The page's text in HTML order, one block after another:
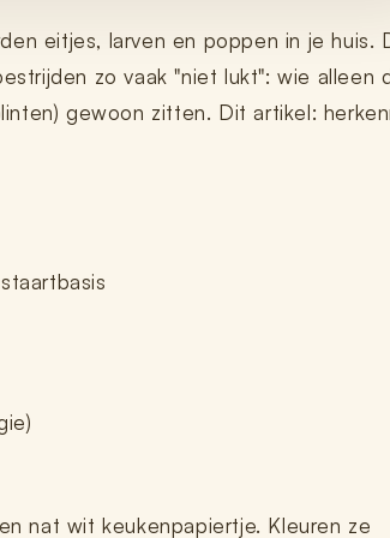
eitjes, larven en poppen in je huis.
zo vaak "niet lukt": wie alleen
gewoon zitten. Dit artikel:
nat wit keukenpapiertje. Kleuren ze